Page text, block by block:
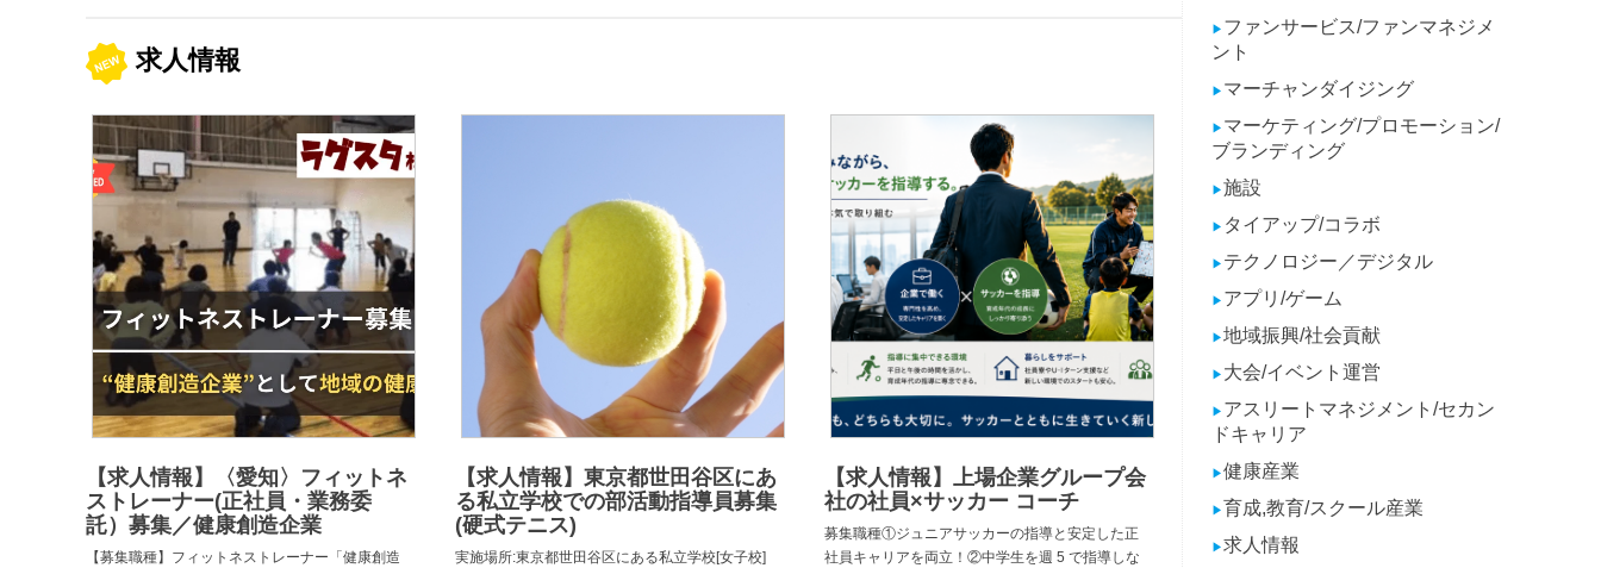
求人情報
【求人情報】〈愛知〉フィットネ
ストレーナー(正社員・業務委
託）募集／健康創造企業
【募集職種】フィットネストレーナー「健康創造
【求人情報】東京都世田谷区にあ
る私立学校での部活動指導員募集
(硬式テニス)
実施場所:東京都世田谷区にある私立学校[女子校]
【求人情報】上場企業グループ会
社の社員×サッカー コーチ
募集職種①ジュニアサッカーの指導と安定した正
社員キャリアを両立！②中学生を週 5 で指導しな
▶ ファンサービス/ファンマネジメ
ント
▶ マーチャンダイジング
▶ マーケティング/プロモーション/
ブランディング
▶施設
▶ タイアップ/コラボ
▶ テクノロジー／デジタル
▶ アプリ/ゲーム
▶地域振興/社会貢献
▶ 大会/イベント運営
▶ アスリートマネジメント/セカン
ドキャリア
▶健康産業
▶育成,教育/スクール産業
▶求人情報